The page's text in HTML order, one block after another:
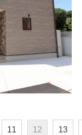
11 12 13